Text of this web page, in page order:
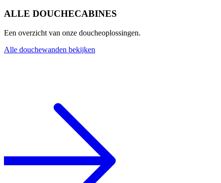
ALLE DOUCHECABINES
Een overzicht van onze doucheoplossingen.
Alle douchewanden bekijken